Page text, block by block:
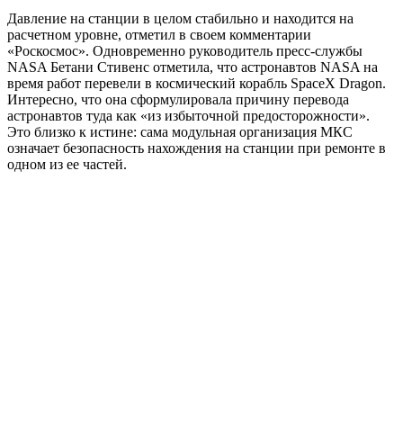
Давление на станции в целом стабильно и находится на
расчетном уровне, отметил в своем комментарии
«Роскосмос». Одновременно руководитель пресс-службы
NASA Бетани Стивенс отметила, что астронавтов NASA на
время работ перевели в космический корабль SpaceX Dragon.
Интересно, что она сформулировала причину перевода
астронавтов туда как «из избыточной предосторожности».
Это близко к истине: сама модульная организация МКС
означает безопасность нахождения на станции при ремонте в
одном из ее частей.